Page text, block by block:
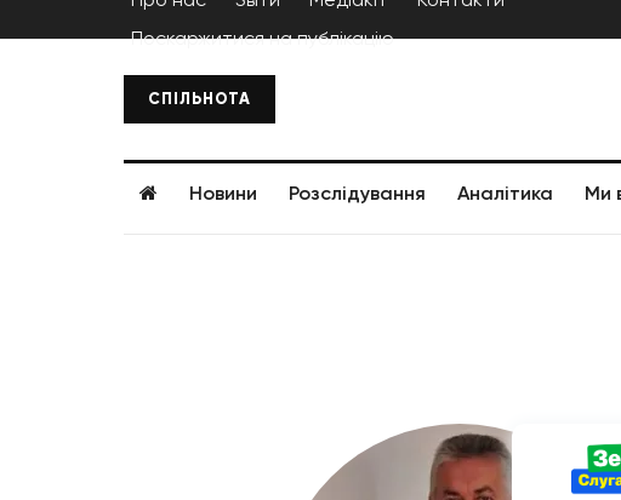
Поскаржитися на публікацію
СПІЛЬНОТА
Новини Розслідування Аналітика Ми